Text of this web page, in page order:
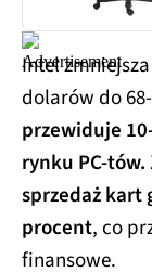
Intel
dolarów do
przewiduje
rynku PC-tów.
sprzedaż kart
procent, co
finansowe.